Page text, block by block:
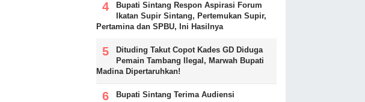
Bupati Sintang Respon Aspirasi Forum
Ikatan Supir Sintang, Pertemukan Supir,
Pertamina dan SPBU, Ini Hasilnya
Dituding Takut Copot Kades GD Diduga
Pemain Tambang Ilegal, Marwah Bupati
Madina Dipertaruhkan!
Bupati Sintang Terima Audiensi